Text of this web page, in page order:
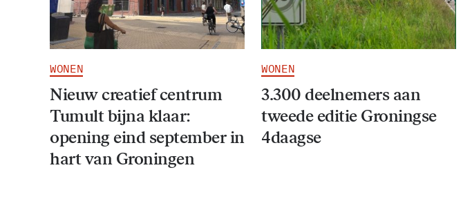
WONEN
Nieuw creatief centrum
Tumult bijna klaar:
opening eind september in
hart van Groningen
WONEN
3.300 deelnemers aan
tweede editie Groningse
4daagse